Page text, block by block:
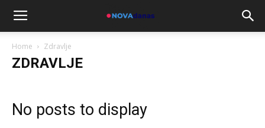
Home Zdravlje
ZDRAVLJE
No posts to display